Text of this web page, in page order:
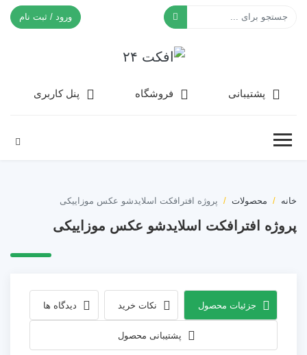
ورود / ثبت نام
پشتیبانی فروشگاه پنل کاربری
خانه محصولات پروژه افترافکت اسلایدشو عکس موزاییکی
پروژه افترافکت اسلایدشو عکس موزاییکی
جزئیات محصول نکات خرید دیدگاه ها
پشتیبانی محصول